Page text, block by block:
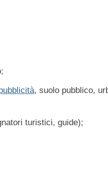
, suolo pubblico,
turistici, guide);